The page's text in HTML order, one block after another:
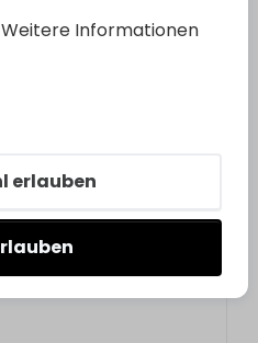
Weitere Informationen
erlauben